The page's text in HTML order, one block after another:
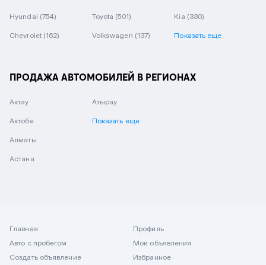
Hyundai (754) Toyota (501) Kia (330)
Chevrolet (162) Volkswagen (137) Показать еще
ПРОДАЖА АВТОМОБИЛЕЙ В РЕГИОНАХ
Актау
Актобе
Алматы
Астана
Атырау
Показать еще
Главная
Авто с пробегом
Создать объявление
Профиль
Мои объявления
Избранное